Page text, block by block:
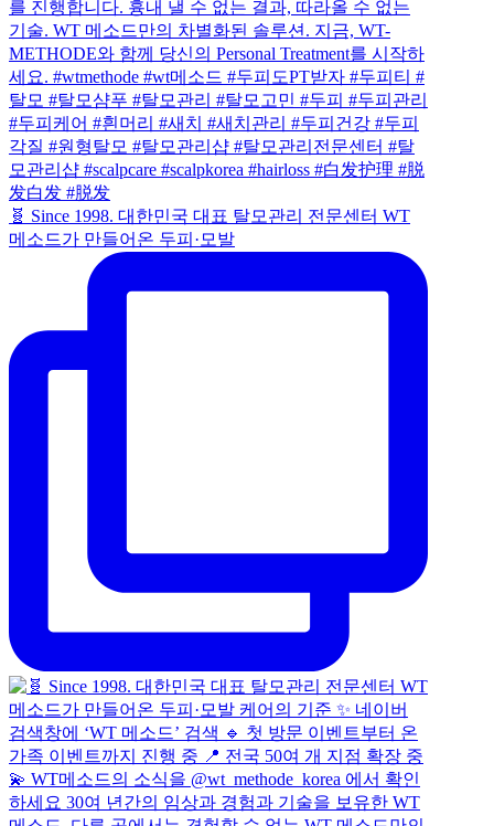
🧬 Since 1998. 대한민국 대표 탈모관리 전문센터 WT
메소드가 만들어온 두피·모발